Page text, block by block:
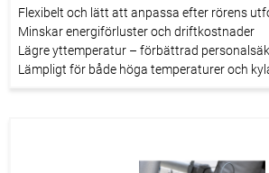
Flexibelt och lätt att anpassa efter rörens
Minskar energiförluster och driftkostnader
Lägre yttemperatur – förbättrad
Lämpligt för både höga temperaturer och
Enkel installation även i trånga utrymmen